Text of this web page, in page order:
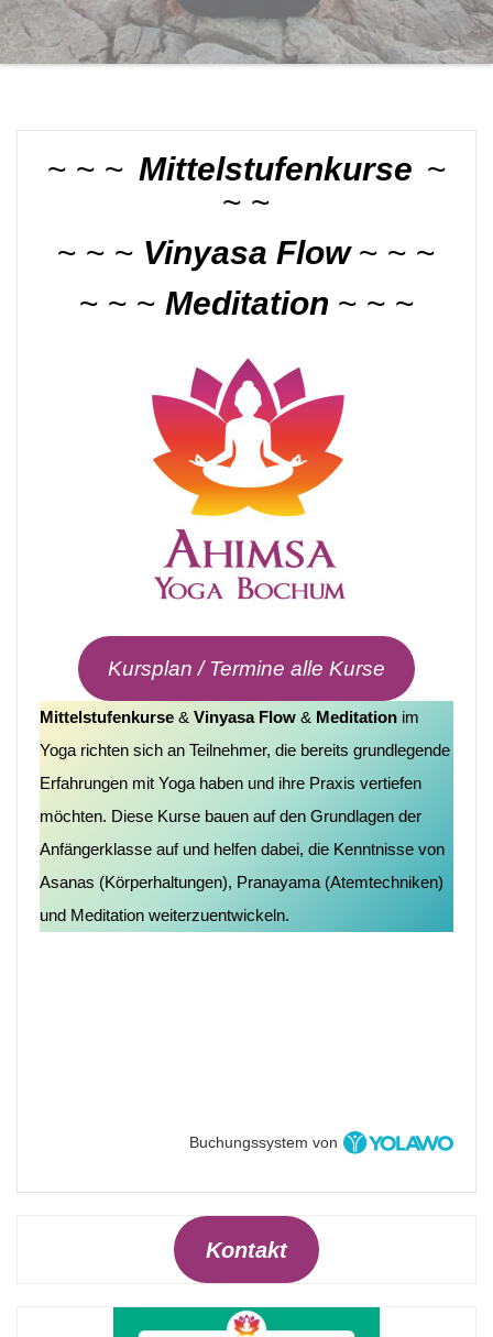
~ ~ ~ Mittelstufenkurse ~
~ ~
~ ~ ~ Vinyasa Flow~ ~ ~
~ ~ ~ Meditation ~ ~ ~
Kursplan / Termine alle Kurse
Mittelstufenkurse & Vinyasa Flow & Meditation im
Yoga richten sich an Teilnehmer, die bereits grundlegende
Erfahrungen mit Yoga haben und ihre Praxis vertiefen
möchten. Diese Kurse bauen auf den Grundlagen der
Anfängerklasse auf und helfen dabei, die Kenntnisse von
Asanas (Körperhaltungen), Pranayama (Atemtechniken)
und Meditation weiterzuentwickeln.
Buchungssystem von
Kontakt